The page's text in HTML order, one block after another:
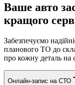
Ваше авто
кращого
Забезпечуємо
планового ТО до
про кожну деталь на
Онлайн-запис на СТО